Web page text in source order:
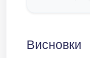
Висновки